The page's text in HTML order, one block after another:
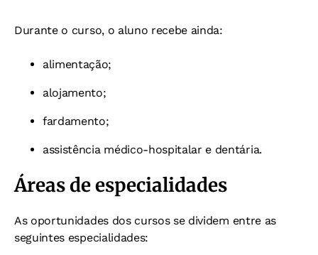
Durante o curso, o aluno recebe ainda:
alimentação;
alojamento;
fardamento;
assistência médico-hospitalar e dentária.
Áreas de especialidades
As oportunidades dos cursos se dividem entre as
seguintes especialidades: